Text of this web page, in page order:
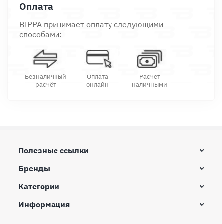
Оплата
BIPPA принимает оплату следующими
способами:
Безналичный
расчёт
Оплата
онлайн
Расчет
наличными
Полезные ссылки
Бренды
Категории
Информация